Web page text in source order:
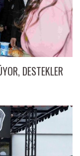
DESTEKLER